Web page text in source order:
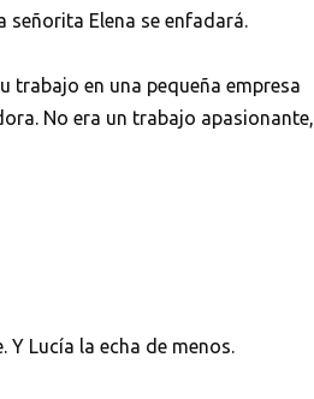
señorita Elena se enfadará.
trabajo en una pequeña empresa
No era un trabajo apasionante,
Lucía la echa de menos.